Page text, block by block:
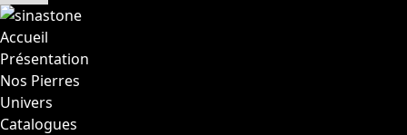
Accueil
Présentation
Nos Pierres
Univers
Catalogues